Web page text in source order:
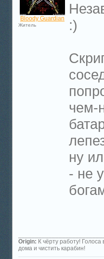
Bloody Guardian
Житель
:)
чем-
ну
- не
Origin: К чёрту работу! Голоса
дома и чистить карабин!